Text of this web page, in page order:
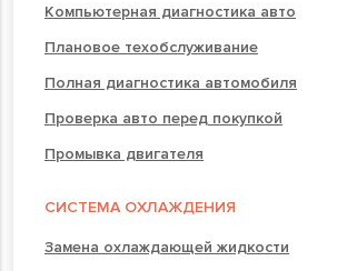
Компьютерная диагностика авто
Плановое техобслуживание
Полная диагностика автомобиля
Проверка авто перед покупкой
Промывка двигателя
СИСТЕМА ОХЛАЖДЕНИЯ
Замена охлаждающей жидкости